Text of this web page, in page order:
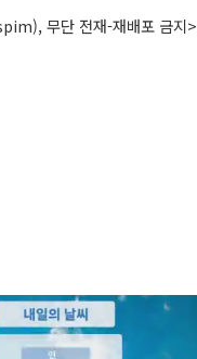
무단 전재-재배포 금지>